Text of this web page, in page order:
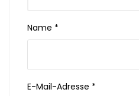
Name *
E-Mail-Adresse *